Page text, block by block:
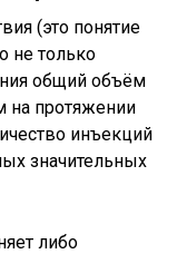
(это понятие
не только
общий объём
на протяжении
инъекций
значительных
либо